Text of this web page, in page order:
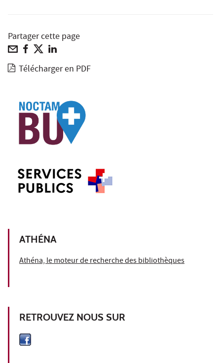
Partager cette page
Télécharger en PDF
ATHÉNA
Athéna, le moteur de recherche des bibliothèques
RETROUVEZ NOUS SUR